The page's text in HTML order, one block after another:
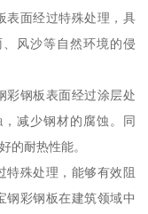
表面经过特殊处理，具
风沙等自然环境的侵
彩钢板表面经过涂层处
减少钢材的腐蚀。同
的耐热性能。
特殊处理，能够有效阻
钢彩钢板在建筑领域中